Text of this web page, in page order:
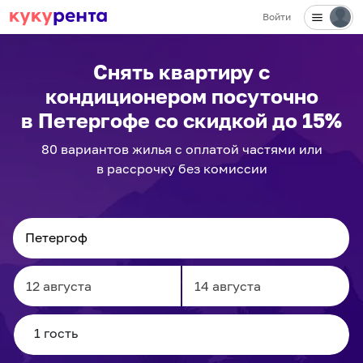
Войти
Снять квартиру с
кондиционером посуточно
в Петергофе со скидкой до 15%
80 вариантовжилья с оплатой частями или
в рассрочку без комиссии
Navigate
forward
to
Navigate
to